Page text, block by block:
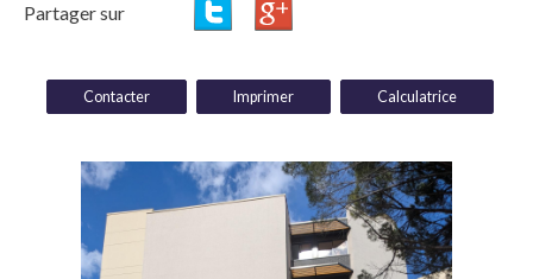
Partager sur
Contacter Imprimer Calculatrice